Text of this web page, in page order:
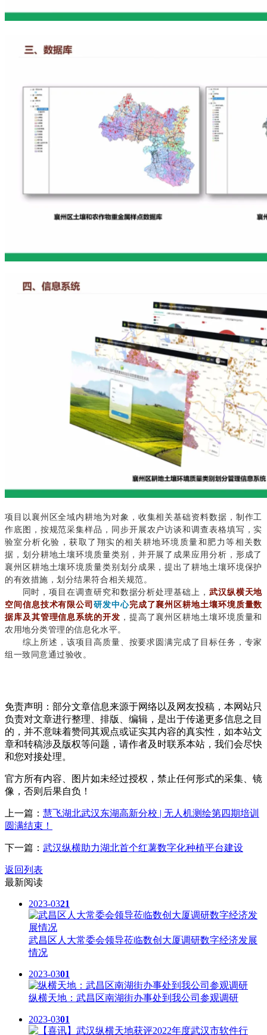
项目以襄州区全域内耕地为对象，收集相关基础资料数据，制作工
作底图，按规范采集样品，同步开展农户访谈和调查表格填写，实
验室分析化验，获取了翔实的相关耕地环境质量和肥力等相关数
据，划分耕地土壤环境质量类别，并开展了成果应用分析，形成了
襄州区耕地土壤环境质量类别划分成果，提出了耕地土壤环境保护
的有效措施，划分结果符合相关规范。
同时，项目在调查研究和数据分析处理基础上， 武汉纵横天地
空间信息技术有限公司研发中心完成了襄州区耕地土壤环境质量数
据库及其管理信息系统的开发 ，提高了襄州区耕地土壤环境质量和
农用地分类管理的信息化水平。
综上所述，该项目高质量、按要求圆满完成了目标任务，专家
组一致同意通过验收。
免责声明：部分文章信息来源于网络以及网友投稿，本网站只
负责对文章进行整理、排版、编辑，是出于传递更多信息之目
的，并不意味着赞同其观点或证实其内容的真实性，如本站文
章和转稿涉及版权等问题，请作者及时联系本站，我们会尽快
和您对接处理。
官方所有内容、图片如未经过授权，禁止任何形式的采集、镜
像，否则后果自负！
上一篇： 慧飞湖北武汉东湖高新分校 | 无人机测绘第四期培训
圆满结束！
下一篇： 武汉纵横助力湖北首个红薯数字化种植平台建设
返回列表
最新阅读
2023-0321
武昌区人大常委会领导莅临数创大厦调研数字经济发展
情况
2023-0301
纵横天地：武昌区南湖街办事处到我公司参观调研
2023-0301